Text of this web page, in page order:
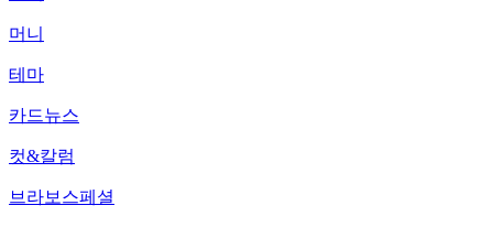
머니
테마
카드뉴스
컷&칼럼
브라보스페셜